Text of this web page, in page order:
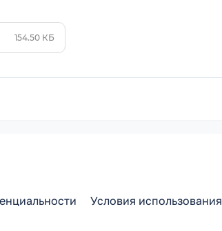
154.50 КБ
Условия использования